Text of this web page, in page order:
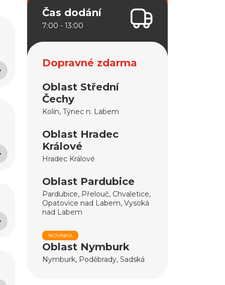
Čas dodání
7:00 - 13:00
Dopravné zdarma
Oblast Střední
Čechy
Kolín, Týnec n. Labem
Oblast Hradec
Králové
Hradec Králové
Oblast Pardubice
Pardubice, Přelouč, Chvaletice,
Opatovice nad Labem, Vysoká
nad Labem
NOVINKA
Oblast Nymburk
Nymburk, Poděbrady, Sadská